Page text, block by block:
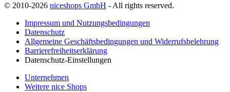
© 2010-2026 niceshops GmbH - All rights reserved.
Impressum und Nutzungsbedingungen
Datenschutz
Allgemeine Geschäftsbedingungen und Widerrufsbelehrung
Barrierefreiheitserklärung
Datenschutz-Einstellungen
Unternehmen
Weitere nice Shops